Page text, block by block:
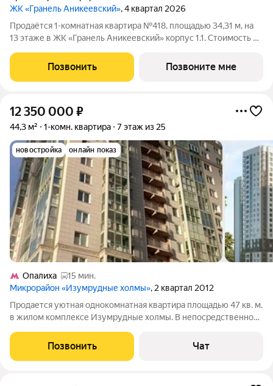
ЖК «Гранель Аникеевский», 4 квартал 2026
Продаётся 1-комнатная квартира №418, площадью 34,31 м, на
13 этаже в ЖК «Гранель Аникеевский» корпус 1.1. Стоимость от
односторонняя, окна на улицу. Проект расположился в
экологически чистом районе
Позвонить Позвоните мне
12 350 000 ₽
44,3 м² 1-комн. квартира 7 этаж из 25
новостройка онлайн показ
Опалиха
15 мин.
Микрорайон «Изумрудные холмы», 2 квартал 2012
Продается уютная однокомнатная квартира площадью 47 кв. м.
в жилом комплексе Изумрудные холмы. В непосредственной
идеально подходит для прогулок и отдыха на свежем воздухе.
В шаговой
Позвонить Чат